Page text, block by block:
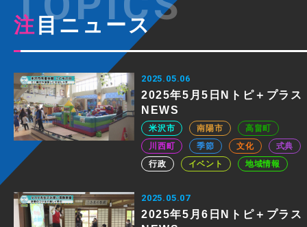
注目ニュース
2025.05.06
2025年5月5日Nトピ＋プラス
NEWS
米沢市 南陽市
高畠町
川西町
季節 文化
式典
行政
イベント 地域情報
2025.05.07
2025年5月6日Nトピ＋プラス